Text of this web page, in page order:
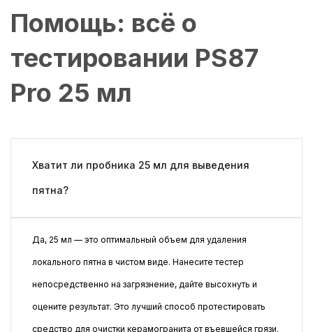
Помощь: всё о
тестировании PS87
Pro 25 мл
Хватит ли пробника 25 мл для выведения
пятна?
Да, 25 мл — это оптимальный объем для удаления
локального пятна в чистом виде. Нанесите тестер
непосредственно на загрязнение, дайте высохнуть и
оцените результат. Это лучший способ протестировать
средство для очистки керамогранита от въевшейся грязи.